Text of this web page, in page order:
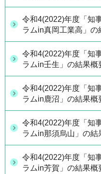
令和4(2022)年度「知
ラムin真岡工業高」の
令和4(2022)年度「知
ラムin壬生」の結果概
令和4(2022)年度「知
ラムin鹿沼」の結果概
令和4(2022)年度「知
ラムin那須烏山」の結
令和4(2022)年度「知
ラムin芳賀」の結果概